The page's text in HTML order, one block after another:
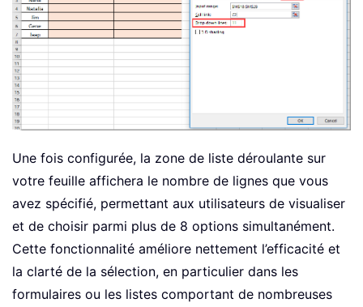
Une fois configurée, la zone de liste déroulante sur
votre feuille affichera le nombre de lignes que vous
avez spécifié, permettant aux utilisateurs de visualiser
et de choisir parmi plus de 8 options simultanément.
Cette fonctionnalité améliore nettement l’efficacité et
la clarté de la sélection, en particulier dans les
formulaires ou les listes comportant de nombreuses